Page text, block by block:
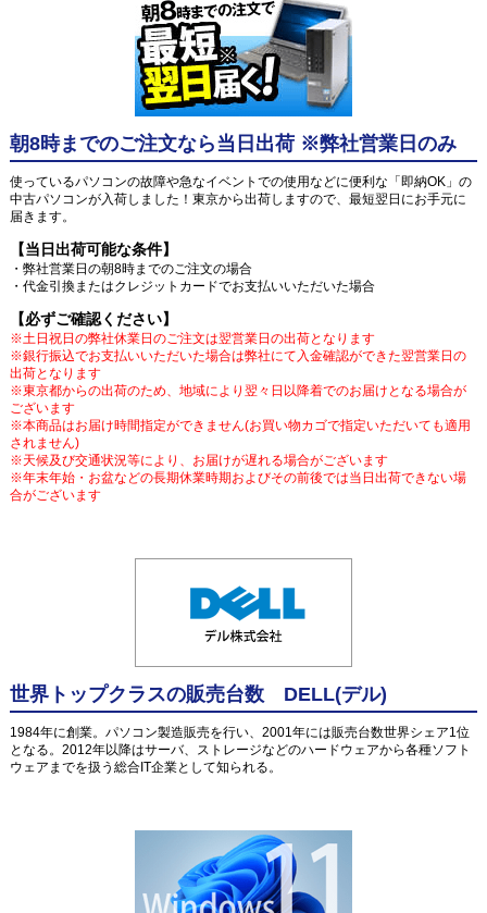
朝8時までのご注文なら当日出荷 ※弊社営業日のみ
使っているパソコンの故障や急なイベントでの使用などに便利な「即納OK」の
中古パソコンが入荷しました！東京から出荷しますので、最短翌日にお手元に
届きます。
【当日出荷可能な条件】
・弊社営業日の朝8時までのご注文の場合
・代金引換またはクレジットカードでお支払いいただいた場合
【必ずご確認ください】
※土日祝日の弊社休業日のご注文は翌営業日の出荷となります
※銀行振込でお支払いいただいた場合は弊社にて入金確認ができた翌営業日の
出荷となります
※東京都からの出荷のため、地域により翌々日以降着でのお届けとなる場合が
ございます
※本商品はお届け時間指定ができません(お買い物カゴで指定いただいても適用
されません)
※天候及び交通状況等により、お届けが遅れる場合がございます
※年末年始・お盆などの長期休業時期およびその前後では当日出荷できない場
合がございます
世界トップクラスの販売台数 DELL(デル)
1984年に創業。パソコン製造販売を行い、2001年には販売台数世界シェア1位
となる。2012年以降はサーバ、ストレージなどのハードウェアから各種ソフト
ウェアまでを扱う総合IT企業として知られる。